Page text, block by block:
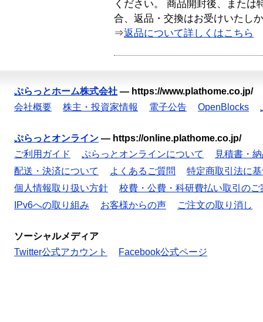
ください。 商品開封後、または
合、返品・交換はお受けいたし
⇒返品について詳しくはこちら
ぷらっとホーム株式会社 — https://www.plathome.co.jp/
会社概要
株主・投資家情報 電子公告 OpenBlocks
ぷらっとオンライン — https://online.plathome.co.jp/
ご利用ガイド
ぷらっとオンラインについて
見積書・
配送・決済について
よくあるご質問
特定商取引法に
個人情報取り扱い方針
校費・公費・科研費払い取引のご
IPv6への取り組み
お客様からの声 ご注文の取り消し
ソーシャルメディア
Twitter公式アカウント
Facebook公式ページ